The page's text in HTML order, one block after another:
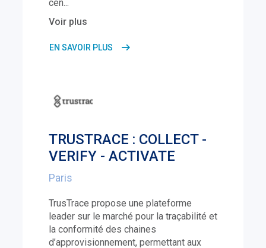
cen...
Voir plus
EN SAVOIR PLUS
TRUSTRACE : COLLECT -
VERIFY - ACTIVATE
Paris
TrusTrace propose une plateforme
leader sur le marché pour la traçabilité et
la conformité des chaines
d’approvisionnement, permettant aux